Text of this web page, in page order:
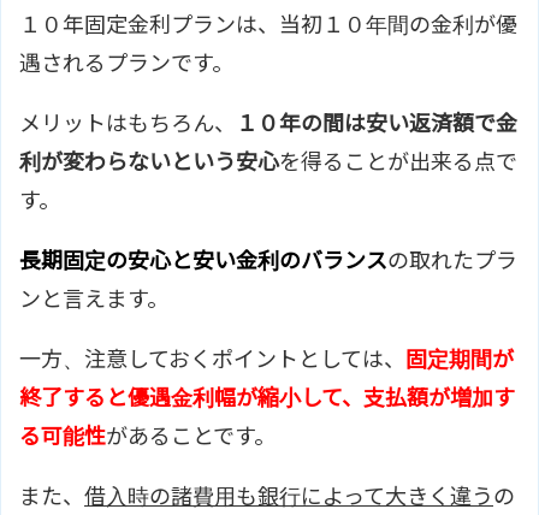
１０年固定金利プランは、当初１０年間の金利が優
遇されるプランです。
メリットはもちろん、
１０年の間は安い返済額で金
利が変わらないという安心を得ることが出来る点で
す。
長期固定の安心と安い金利のバランスの取れたプラ
ンと言えます。
一方、注意しておくポイントとしては、
固定期間が
終了すると優遇金利幅が縮小して、支払額が増加す
る可能性があることです。
また、 借入時の諸費用も銀行によって大きく違うの